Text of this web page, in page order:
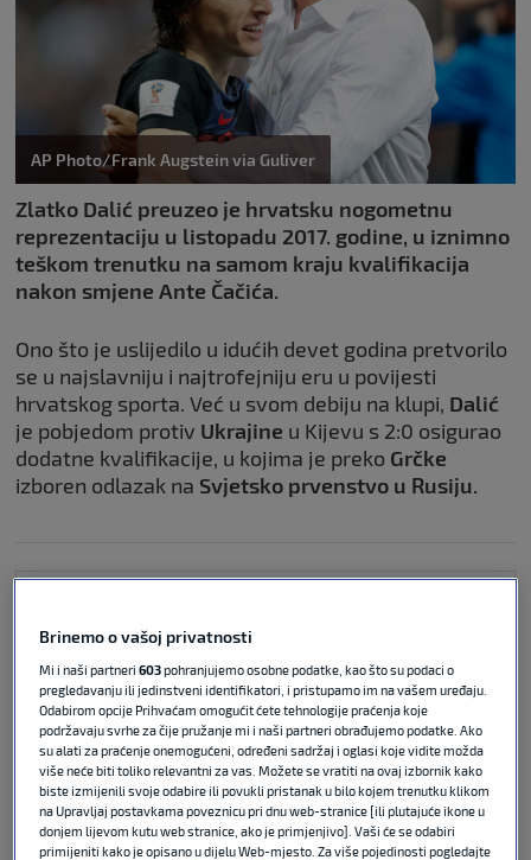
AP Photo/Frank Augstein via Guliver
Zlatko Dalić preuzeo je hrvatsku nogometnu
reprezentaciju u listopadu 2017. godine, u iznimno
teškom trenutku na samom kraju kvalifikacija
nakon smjene Ante Čačića.
Ono što je uslijedilo u idućih devet godina pretvorilo
se u najslavniju i najtrofejniju eru u povijesti
hrvatskog sporta. Već u svom debiju na klupi, Dalić
je pobjedom protiv Ukrajine u Kijevu s 2:0 osigurao
dodatne kvalifikacije, u kojima je preko Grčke
izboren odlazak na Svjetsko prvenstvo u Rusiju.
NOGOMET 08. srp 2026 2
Ovako se HNS oprostio od Dalića:
‘Odluka nije bila laka…’
Brinemo o vašoj privatnosti
Mi i naši partneri603pohranjujemo osobne podatke, kao što su podaci o
pregledavanju ili jedinstveni identifikatori, i pristupamo im na vašem uređaju.
Odabirom opcije Prihvaćam omogućit ćete tehnologije praćenja koje
podržavaju svrhe za čije pružanje mi i naši partneri obrađujemo podatke. Ako
su alati za praćenje onemogućeni, određeni sadržaj i oglasi koje vidite možda
više neće biti toliko relevantni za vas. Možete se vratiti na ovaj izbornik kako
biste izmijenili svoje odabire ili povukli pristanak u bilo kojem trenutku klikom
na Upravljaj postavkama poveznicu pri dnu web-stranice [ili plutajuće ikone u
donjem lijevom kutu web stranice, ako je primjenjivo]. Vaši će se odabiri
primijeniti kako je opisano u dijelu Web-mjesto. Za više pojedinosti pogledajte